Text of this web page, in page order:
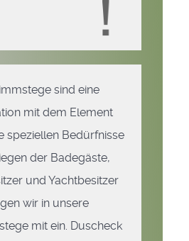
sind eine
mit dem Element
speziellen Bedürfnisse
der Badegäste,
und Yachtbesitzer
wir in unsere
mit ein. Duscheck